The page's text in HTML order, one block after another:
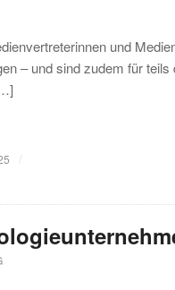
und
– und sind zudem für
/